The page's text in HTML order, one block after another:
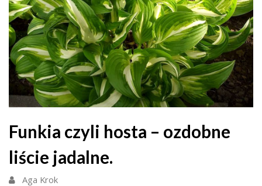
Funkia czyli hosta – ozdobne
liście jadalne.
Aga Krok